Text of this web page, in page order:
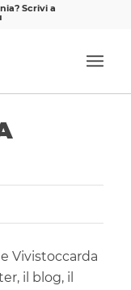
Scrivi a
Vivistoccarda
il blog, il